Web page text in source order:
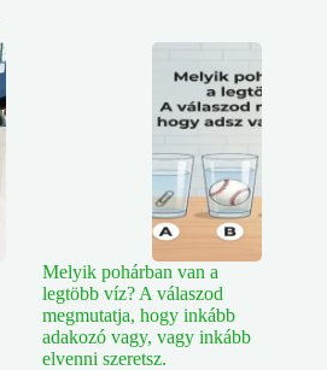
Melyik pohárban van a
legtöbb víz? A válaszod
megmutatja, hogy inkább
adakozó vagy, vagy inkább
elvenni szeretsz.